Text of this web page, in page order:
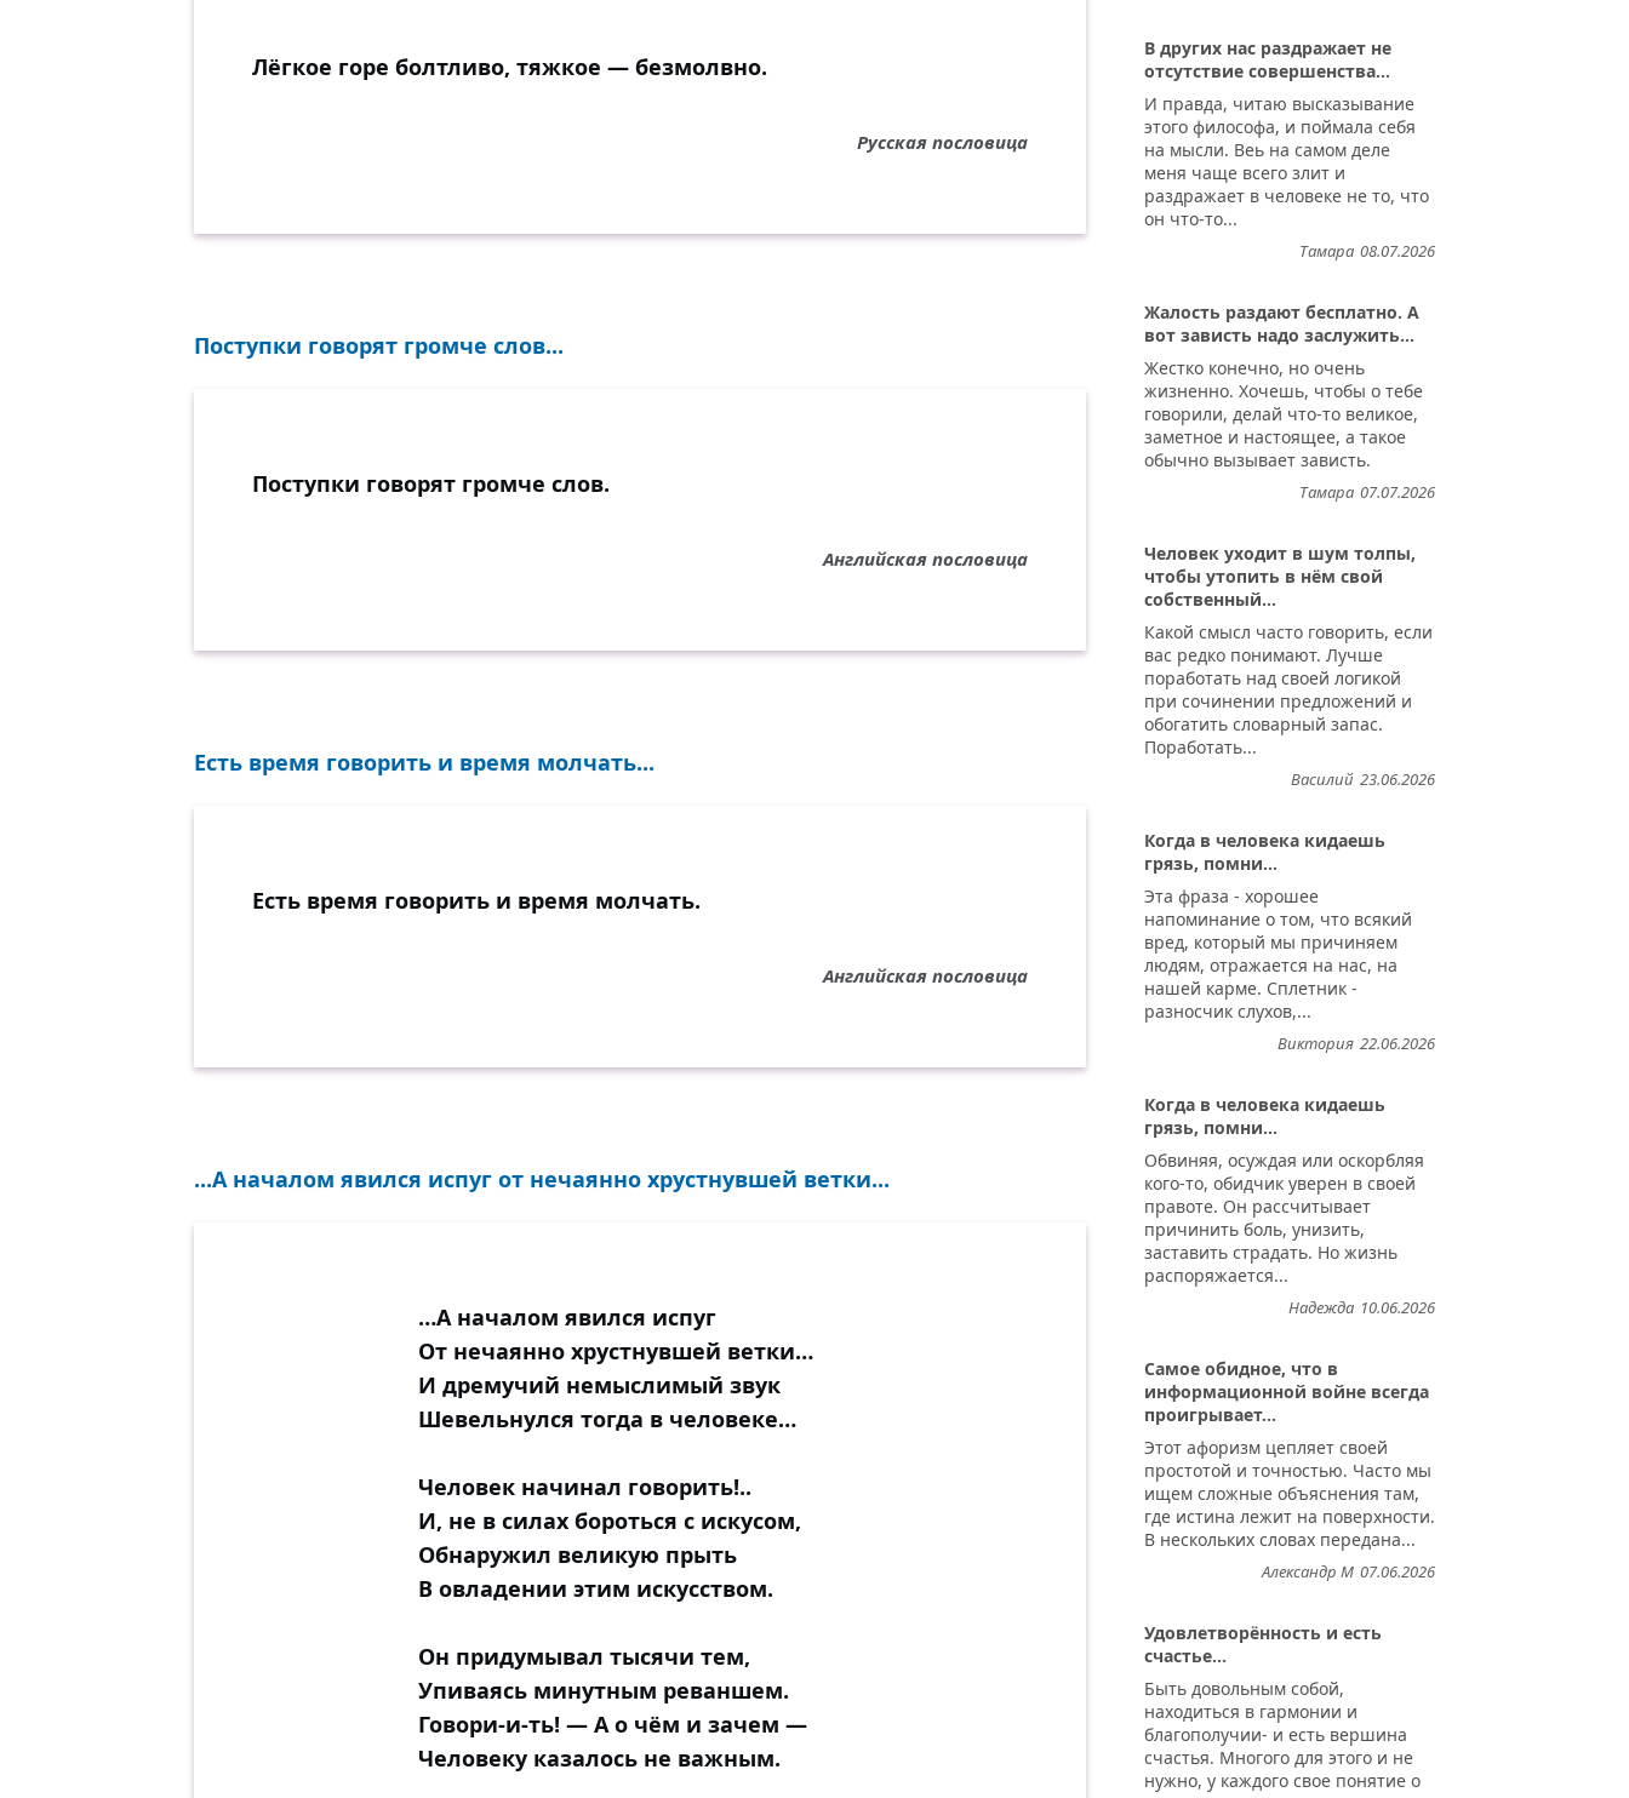
Лёгкое горе болтливо, тяжкое — безмолвно.
Русская пословица
Поступки говорят громче слов...
Поступки говорят громче слов.
Английская пословица
Есть время говорить и время молчать...
Есть время говорить и время молчать.
Английская пословица
...А началом явился испуг от нечаянно хрустнувшей ветки...
…А началом явился испуг
От нечаянно хрустнувшей ветки…
И дремучий немыслимый звук
Шевельнулся тогда в человеке…
Человек начинал говорить!..
И, не в силах бороться с искусом,
Обнаружил великую прыть
В овладении этим искусством.
Он придумывал тысячи тем,
Упиваясь минутным реваншем.
Говори-и-ть! — А о чём и зачем —
Человеку казалось не важным.
В других нас раздражает не
отсутствие совершенства...
И правда, читаю высказывание
этого философа, и поймала себя
на мысли. Веь на самом деле
меня чаще всего злит и
раздражает в человеке не то, что
он что-то...
08.07.2026
Тамара
Жалость раздают бесплатно. А
вот зависть надо заслужить...
Жестко конечно, но очень
жизненно. Хочешь, чтобы о тебе
говорили, делай что-то великое,
заметное и настоящее, а такое
обычно вызывает зависть.
07.07.2026
Тамара
Человек уходит в шум толпы,
чтобы утопить в нём свой
собственный...
Какой смысл часто говорить, если
вас редко понимают. Лучше
поработать над своей логикой
при сочинении предложений и
обогатить словарный запас.
Поработать...
23.06.2026
Василий
Когда в человека кидаешь
грязь, помни...
Эта фраза - хорошее
напоминание о том, что всякий
вред, который мы причиняем
людям, отражается на нас, на
нашей карме. Сплетник -
разносчик слухов,...
22.06.2026
Виктория
Когда в человека кидаешь
грязь, помни...
Обвиняя, осуждая или оскорбляя
кого-то, обидчик уверен в своей
правоте. Он рассчитывает
причинить боль, унизить,
заставить страдать. Но жизнь
распоряжается...
10.06.2026
Надежда
Самое обидное, что в
информационной войне всегда
проигрывает...
Этот афоризм цепляет своей
простотой и точностью. Часто мы
ищем сложные объяснения там,
где истина лежит на поверхности.
В нескольких словах передана...
07.06.2026
Александр М
Удовлетворённость и есть
счастье...
Быть довольным собой,
находиться в гармонии и
благополучии- и есть вершина
счастья. Многого для этого и не
нужно, у каждого свое понятие о